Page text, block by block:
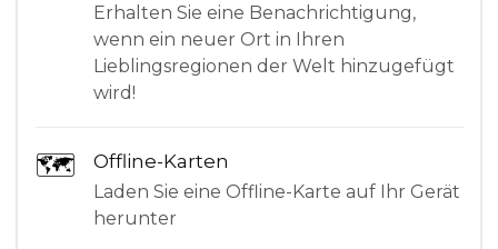
Erhalten Sie eine Benachrichtigung,
wenn ein neuer Ort in Ihren
Lieblingsregionen der Welt hinzugefügt
wird!
🗺 Offline-Karten
Laden Sie eine Offline-Karte auf Ihr Gerät
herunter